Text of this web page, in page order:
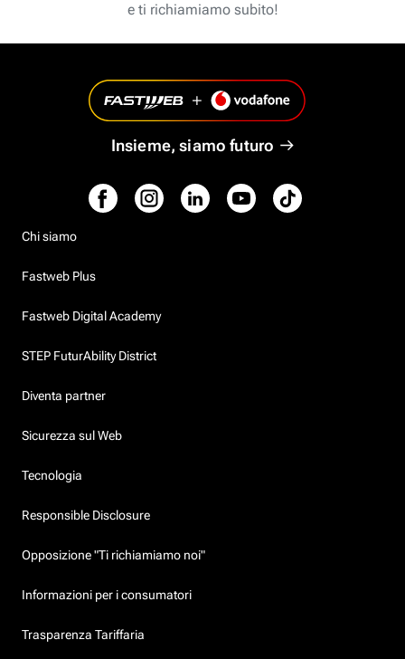
e ti richiamiamo subito!
Insieme, siamo futuro
Chi siamo
Fastweb Plus
Fastweb Digital Academy
STEP FuturAbility District
Diventa partner
Sicurezza sul Web
Tecnologia
Responsible Disclosure
Opposizione "Ti richiamiamo noi"
Informazioni per i consumatori
Trasparenza Tariffaria